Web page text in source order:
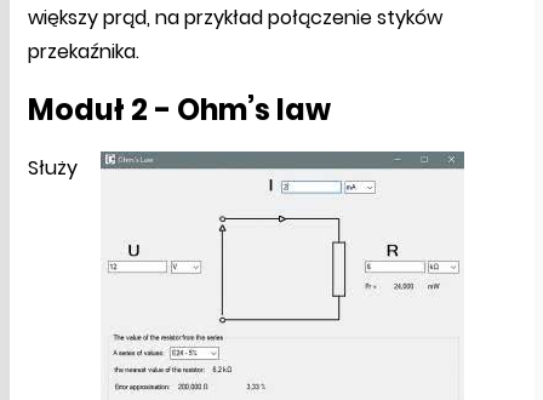
większy prąd, na przykład połączenie styków
przekaźnika.
Moduł 2 - Ohm’s law
Służy